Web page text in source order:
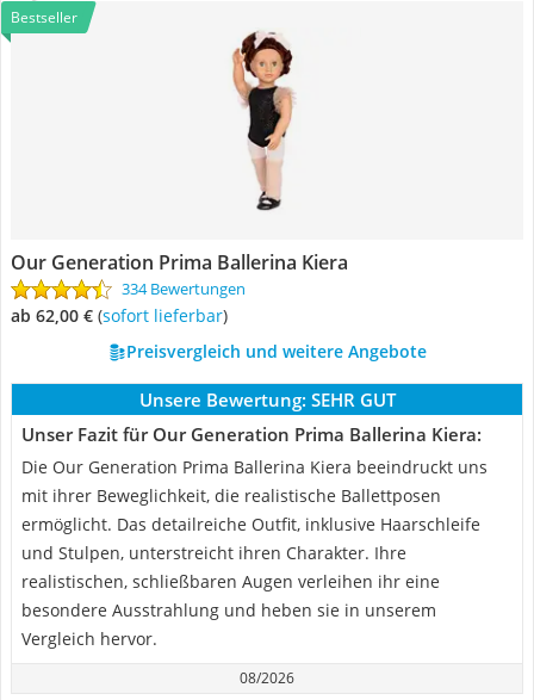
Bestseller
Our Generation Prima Ballerina Kiera
334 Bewertungen
ab 62,00 € ( Sofort lieferbar)
Preisvergleich und weitere Angebote
Unsere Bewertung: SEHR GUT
Unser Fazit für Our Generation Prima Ballerina Kiera:
Die Our Generation Prima Ballerina Kiera beeindruckt uns
mit ihrer Beweglichkeit, die realistische Ballettposen
ermöglicht. Das detailreiche Outfit, inklusive Haarschleife
und Stulpen, unterstreicht ihren Charakter. Ihre
realistischen, schließbaren Augen verleihen ihr eine
besondere Ausstrahlung und heben sie in unserem
Vergleich hervor.
08/2026